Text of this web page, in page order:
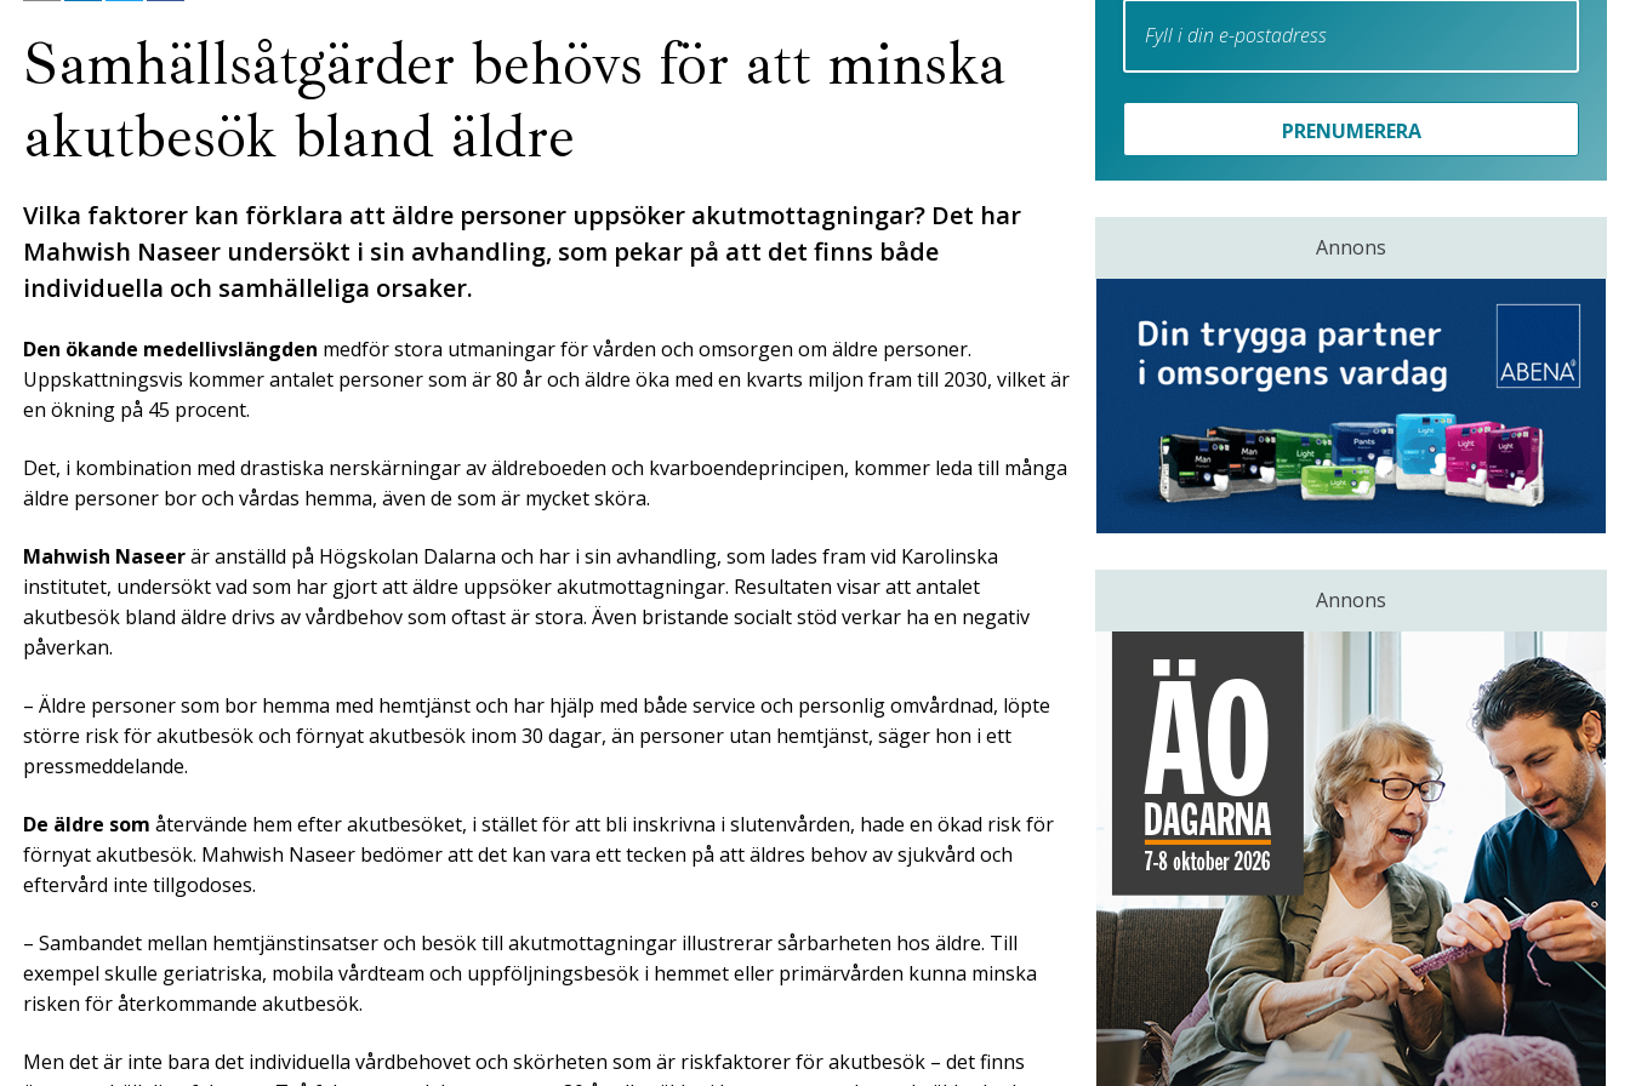
Samhällsåtgärder behövs för att minska
akutbesök bland äldre
Vilka faktorer kan förklara att äldre personer uppsöker akutmottagningar? Det har
Mahwish Naseer undersökt i sin avhandling, som pekar på att det finns både
individuella och samhälleliga orsaker.
Den ökande medellivslängden medför stora utmaningar för vården och omsorgen om äldre personer.
Uppskattningsvis kommer antalet personer som är 80 år och äldre öka med en kvarts miljon fram till 2030, vilket är
en ökning på 45 procent.
Det, i kombination med drastiska nerskärningar av äldreboeden och kvarboendeprincipen, kommer leda till många
äldre personer bor och vårdas hemma, även de som är mycket sköra.
Mahwish Naseerär anställd på Högskolan Dalarna och har i sin avhandling, som lades fram vid Karolinska
institutet, undersökt vad som har gjort att äldre uppsöker akutmottagningar. Resultaten visar att antalet
akutbesök bland äldre drivs av vårdbehov som oftast är stora. Även bristande socialt stöd verkar ha en negativ
påverkan.
– Äldre personer som bor hemma med hemtjänst och har hjälp med både service och personlig omvårdnad, löpte
större risk för akutbesök och förnyat akutbesök inom 30 dagar, än personer utan hemtjänst, säger hon i ett
pressmeddelande.
De äldre som återvände hem efter akutbesöket, i stället för att bli inskrivna i slutenvården, hade en ökad risk för
förnyat akutbesök. Mahwish Naseer bedömer att det kan vara ett tecken på att äldres behov av sjukvård och
eftervård inte tillgodoses.
– Sambandet mellan hemtjänstinsatser och besök till akutmottagningar illustrerar sårbarheten hos äldre. Till
exempel skulle geriatriska, mobila vårdteam och uppföljningsbesök i hemmet eller primärvården kunna minska
risken för återkommande akutbesök.
Men det är inte bara det individuella vårdbehovet och skörheten som är riskfaktorer för akutbesök – det finns
PRENUMERERA
Annons
Annons